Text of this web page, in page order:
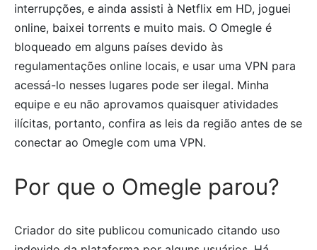
interrupções, e ainda assisti à Netflix em HD, joguei
online, baixei torrents e muito mais. O Omegle é
bloqueado em alguns países devido às
regulamentações online locais, e usar uma VPN para
acessá-lo nesses lugares pode ser ilegal. Minha
equipe e eu não aprovamos quaisquer atividades
ilícitas, portanto, confira as leis da região antes de se
conectar ao Omegle com uma VPN.
Por que o Omegle parou?
Criador do site publicou comunicado citando uso